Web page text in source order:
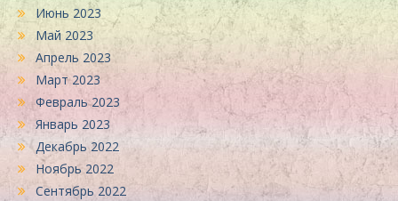
Июнь 2023
Май 2023
Апрель 2023
Март 2023
Февраль 2023
Январь 2023
Декабрь 2022
Ноябрь 2022
Сентябрь 2022